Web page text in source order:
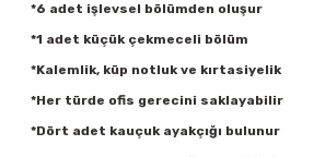
*6 adet işlevsel bölümden oluşur
*1 adet küçük çekmeceli bölüm
*Kalemlik, küp notluk ve kırtasiyelik
*Her türde ofis gerecini saklayabilir
*Dört adet kauçuk ayakçığı bulunur